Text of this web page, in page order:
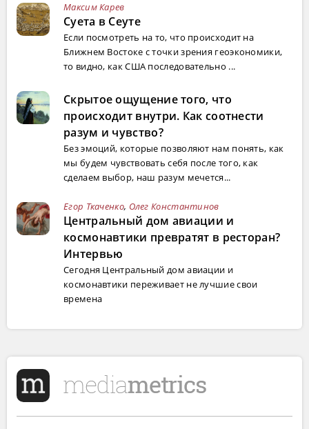
Максим Карев
Суета в Сеуте
Если посмотреть на то, что происходит на
Ближнем Востоке с точки зрения геоэкономики,
то видно, как США последовательно ...
Скрытое ощущение того, что
происходит внутри. Как соотнести
разум и чувство?
Без эмоций, которые позволяют нам понять, как
мы будем чувствовать себя после того, как
сделаем выбор, наш разум мечется...
Егор Ткаченко, Олег Константинов
Центральный дом авиации и
космонавтики превратят в ресторан?
Интервью
Сегодня Центральный дом авиации и
космонавтики переживает не лучшие свои
времена